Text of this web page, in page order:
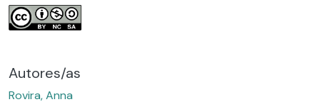
Autores/as
Rovira, Anna